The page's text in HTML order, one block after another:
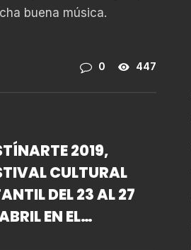
buena música.
0 447
2019,
CULTURAL
DEL 23 AL 27
EN EL